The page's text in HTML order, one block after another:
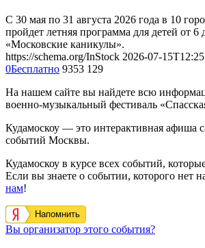
С 30 мая по 31 августа 2026 года в 10
пройдет летняя программа для детей от
«Московские каникулы».
https://schema.org/InStock 2026-07-
0Бесплатно 9353 129
На нашем сайте вы найдете всю
военно-музыкальный фестиваль
Кудамоскоу — это интерактивная афиша
событий Москвы.
Кудамоскоу в курсе всех событий,
Если вы знаете о событии, которого нет
нам!
Напомнить
Вы организатор этого события?